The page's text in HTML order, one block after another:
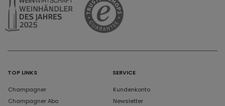
TOP LINKS
Champagner
Champagner Abo
SERVICE
Kundenkonto
Newsletter